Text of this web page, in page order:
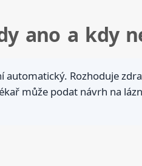
ano a kdy
Rozhoduje
může podat návrh na